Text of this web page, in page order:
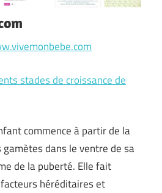
stades de croissance de
commence à partir de la
dans le ventre de sa
de la puberté. Elle fait
héréditaires et